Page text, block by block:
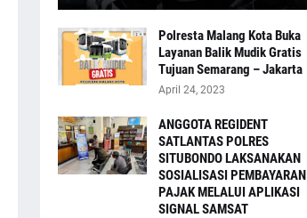
Polresta Malang Kota Buka
Layanan Balik Mudik Gratis
Tujuan Semarang – Jakarta
April 24, 2023
ANGGOTA REGIDENT
SATLANTAS POLRES
SITUBONDO LAKSANAKAN
SOSIALISASI PEMBAYARAN
PAJAK MELALUI APLIKASI
SIGNAL SAMSAT